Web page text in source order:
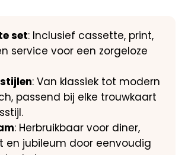
set: Inclusief cassette, print,
service voor een zorgeloze
: Van klassiek tot modern
passend bij elke trouwkaart
: Herbruikbaar voor diner,
en jubileum door eenvoudig